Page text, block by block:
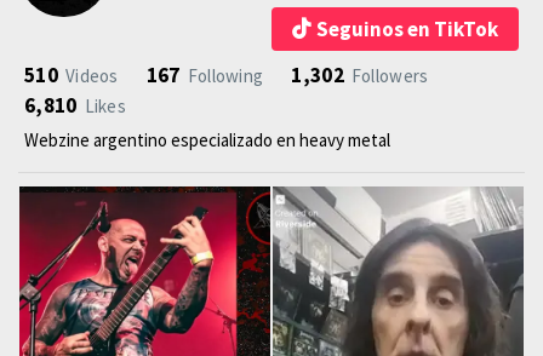
Seguinos en TikTok
510 Videos 167 Following 1,302 Followers
6,810 Likes
Webzine argentino especializado en heavy metal